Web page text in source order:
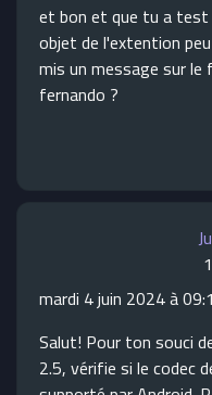
et bon et que tu a
objet de l'extention
mis un message sur
fernando ?
mardi 4 juin 2024 à
Salut! Pour ton souci
2.5, vérifie si le codec